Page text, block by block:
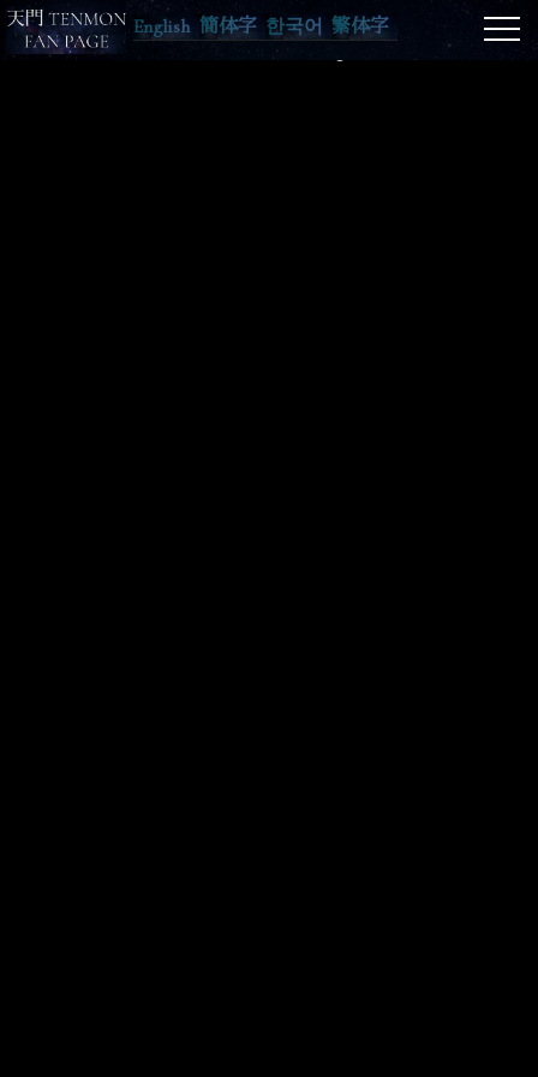
English 簡体字 한국어 繁体字
© 天門ファンの集い 2023 All rights reserved.